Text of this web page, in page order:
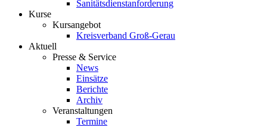
Sanitätsdienstanforderung
Kurse
Kursangebot
Kreisverband Groß-Gerau
Aktuell
Presse & Service
News
Einsätze
Berichte
Archiv
Veranstaltungen
Termine